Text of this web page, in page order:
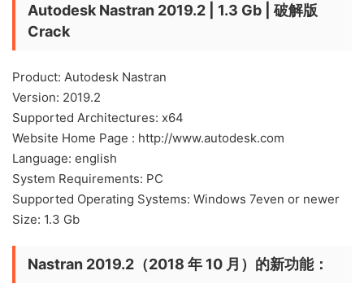
Autodesk Nastran 2019.2 | 1.3 Gb | 破解版
Crack
Product: Autodesk Nastran
Version: 2019.2
Supported Architectures: x64
Website Home Page : http://www.autodesk.com
Language: english
System Requirements: PC
Supported Operating Systems: Windows 7even or newer
Size: 1.3 Gb
Nastran 2019.2（2018 年 10 月）的新功能：